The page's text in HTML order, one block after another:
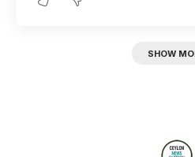
SHOW